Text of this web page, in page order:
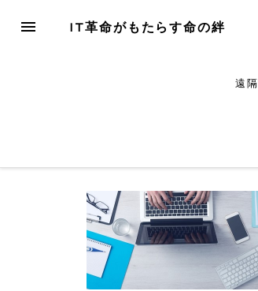
MENU IT革命がもたらす命の絆
遠